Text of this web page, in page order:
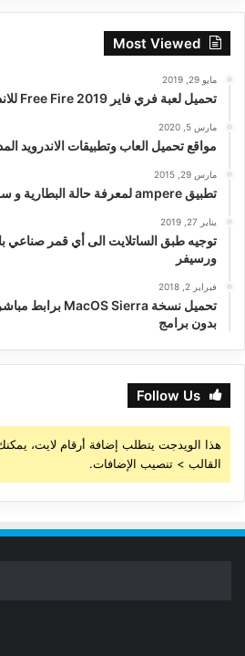
Most Viewed
مايو 29, 2019
تحميل لعبة فري فاير Free Fire 2019 للاندرويد والكمبيوتر مجانا
مارس 5, 2020
مواقع تحميل العاب وتطبيقات الاندرويد
مارس 29, 2015
تطبيق ampere لمعرفة حالة البطارية و سرعة الشحن
يناير 27, 2019
توجيه طبق الساتلايت الى أي قمر صناعي
ورسيفر
فبراير 2, 2018
بدون برامج
Follow Us
هذا الويدجت يتطلب إضافة أرقام لايت،
القالب > تنصيب الإضافات.